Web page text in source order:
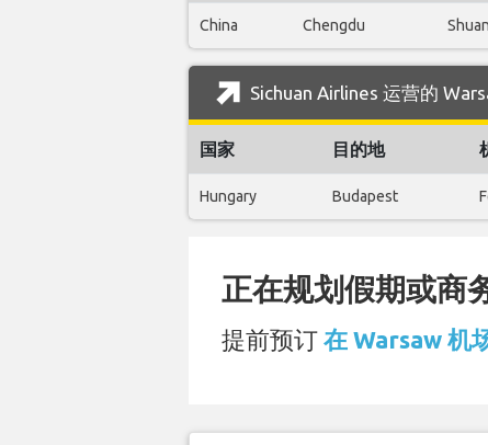
China Chengdu
Sichuan Airlines 运营的
国家 目的地
Hungary Budapest
正在规划假期或商
提前预订 在 Warsaw 机